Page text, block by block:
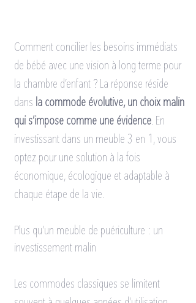
Comment concilier les besoins immédiats
de bébé avec une vision à long terme pour
la chambre d’enfant ? La réponse réside
dans la commode évolutive, un choix malin
qui s’impose comme une évidence. En
investissant dans un meuble 3 en 1, vous
optez pour une solution à la fois
économique, écologique et adaptable à
chaque étape de la vie.
Plus qu’un meuble de puériculture : un
investissement malin
Les commodes classiques se limitent